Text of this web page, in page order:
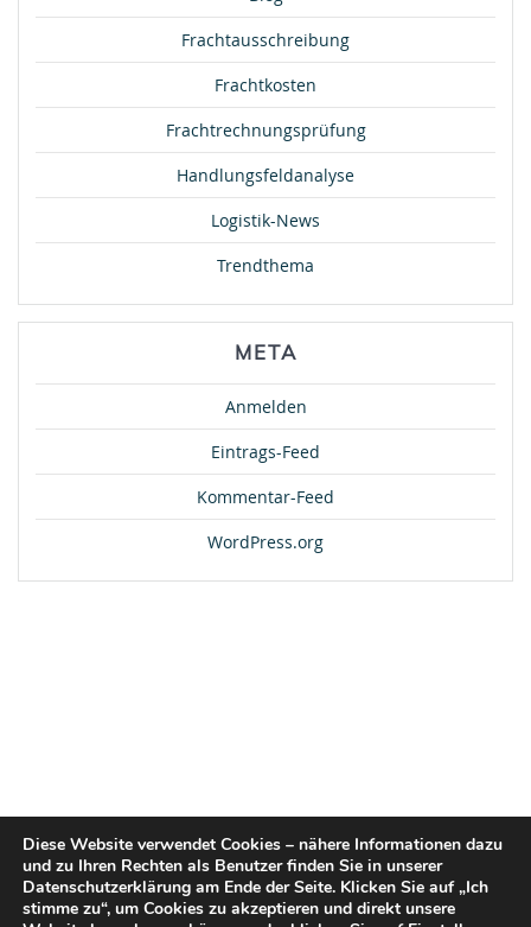
Frachtausschreibung
Frachtkosten
Frachtrechnungsprüfung
Handlungsfeldanalyse
Logistik-News
Trendthema
META
Anmelden
Eintrags-Feed
Kommentar-Feed
WordPress.org
Diese Website verwendet Cookies – nähere Informationen dazu
und zu Ihren Rechten als Benutzer finden Sie in unserer
Datenschutzerklärung am Ende der Seite. Klicken Sie auf „Ich
stimme zu“, um Cookies zu akzeptieren und direkt unsere